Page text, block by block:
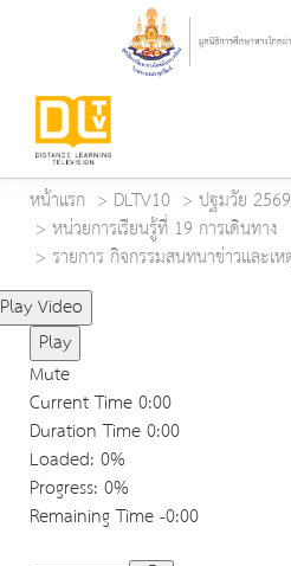
หน้าแรก DLTV10
ปฐมวัย
หน่วยการเรียนรู้ที่ 19 การเดินทาง
รายการ กิจกรรมสนทนาข่าวและเ
Play Video
Play
Mute
Current Time0:00
Duration Time0:00
Loaded: 0%
Progress: 0%
Remaining Time-0:00